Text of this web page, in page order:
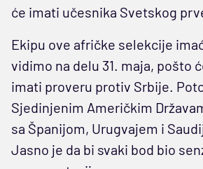
će imati učesnika Svetskog
Ekipu ove afričke selekcije
vidimo na delu 31. maja, pošto
imati proveru protiv Srbije.
Sjedinjenim Američkim
sa Španijom, Urugvajem i
Jasno je da bi svaki bod bio